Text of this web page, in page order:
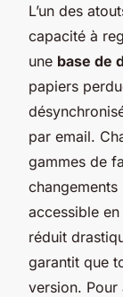
L’un des
capacité à
une base de
papiers
par email.
gammes de
accessible
réduit
garantit que
version.